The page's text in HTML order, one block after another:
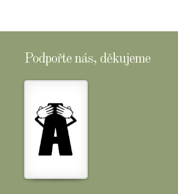
Podpořte nás, děkujeme